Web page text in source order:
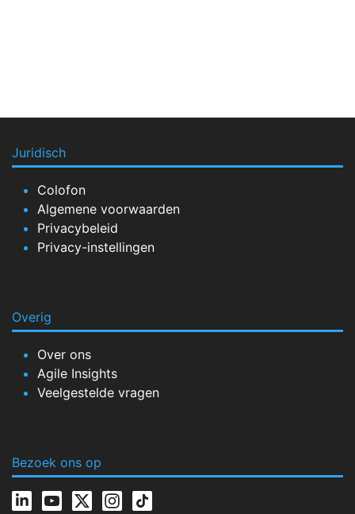
Juridisch
Colofon
Algemene voorwaarden
Privacybeleid
Privacy-instellingen
Overig
Over ons
Agile Insights
Veelgestelde vragen
Bezoek ons op